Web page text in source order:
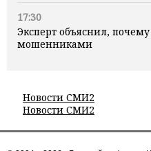
17:30
Эксперт объяснил,
мошенниками
Новости СМИ2
Новости СМИ2